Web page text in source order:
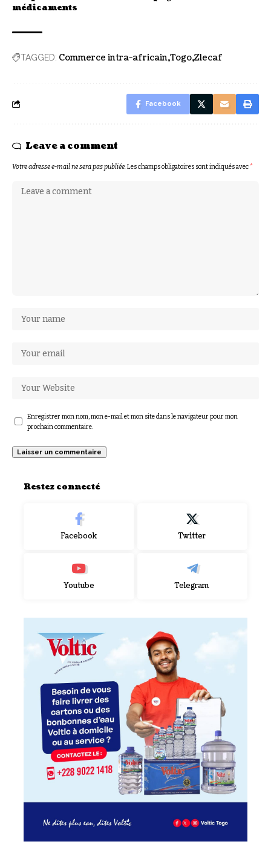
médicaments
TAGGED: Commerce intra-africain Togo Zlecaf
Facebook
Leave a comment
Votre adresse e-mail ne sera pas publiée.Les champs obligatoires sont indiqués avec*
Enregistrer mon nom, mon e-mail et mon site dans le navigateur pour mon
prochain commentaire.
Restez connecté
Facebook Twitter
Youtube Telegram